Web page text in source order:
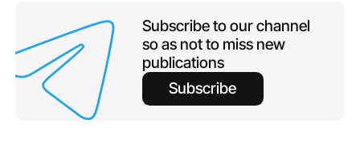
Subscribe to our channel
so as not to miss new
publications
Subscribe